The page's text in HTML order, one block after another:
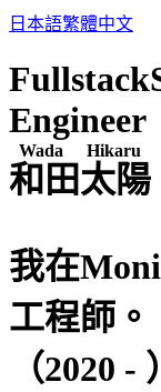
日本語繁體中文
Fullstack
Engineer
和田太陽
Wada Hikaru
我在
工程師。
（2020 - ）